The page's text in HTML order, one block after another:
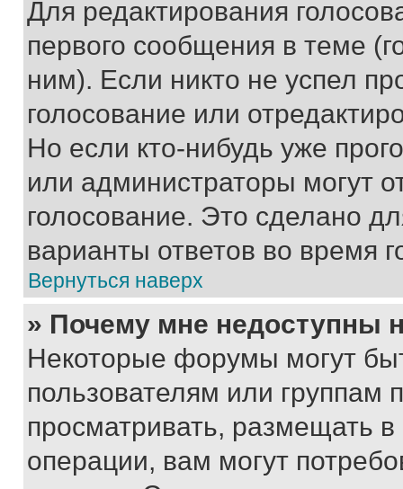
Для редактирования
первого сообщения в теме
ним). Если никто не успел
голосование или
Но если кто-нибудь уже
или администраторы могут
голосование. Это сделано
варианты ответов во время
Вернуться наверх
» Почему мне недоступны
Некоторые форумы могут
пользователям или группам
просматривать, размещать
операции, вам могут